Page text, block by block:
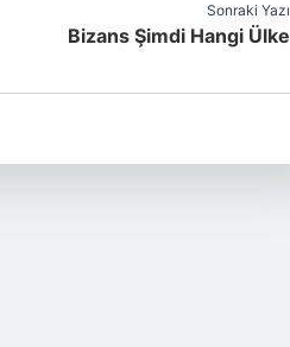
Sonraki Yazı
Bizans Şimdi Hangi Ülke